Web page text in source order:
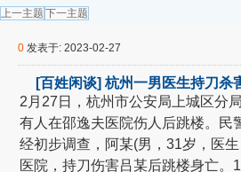
上一主题 下一主题
0 发表于: 2023-02-27
[百姓闲谈] 杭州一男医生持刀杀
2月27日，杭州市公安局上城区分
有人在邵逸夫医院伤人后跳楼。民
经初步调查，阿某(男，31岁，医
医院，持刀伤害吕某后跳楼身亡